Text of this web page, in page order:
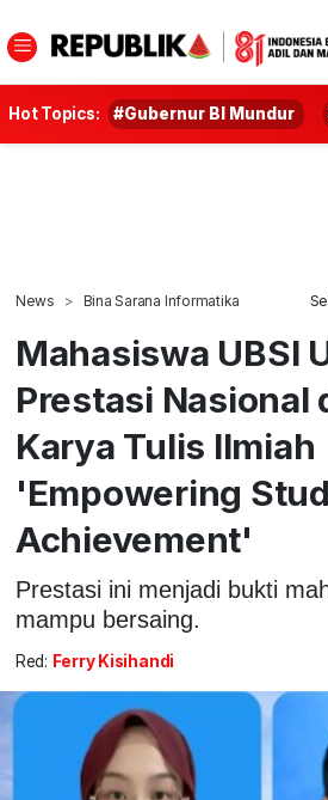
Hot Topics: #Gubernur BI Mundur
News Bina Sarana Informatika
Mahasiswa UBSI
Prestasi Nasional
Karya Tulis Ilmiah
'Empowering
Achievement'
Prestasi ini menjadi bukti
mampu bersaing.
Red: Ferry Kisihandi